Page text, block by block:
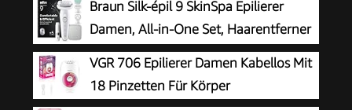
Braun Silk-épil 9 SkinSpa Epilierer
Damen, All-in-One Set, Haarentferner
für Langanhaltende Haarentfernung,
Ladyshaver, Wasserdicht — Inkl. Facespa
Gesichtshaarentferner — 9-381, Weiß/Silber
VGR 706 Epilierer Damen Kabellos Mit
18 Pinzetten Für Körper